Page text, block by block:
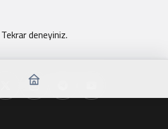
Tekrar deneyiniz.